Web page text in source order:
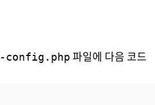
config.php 파일에 다음 코드